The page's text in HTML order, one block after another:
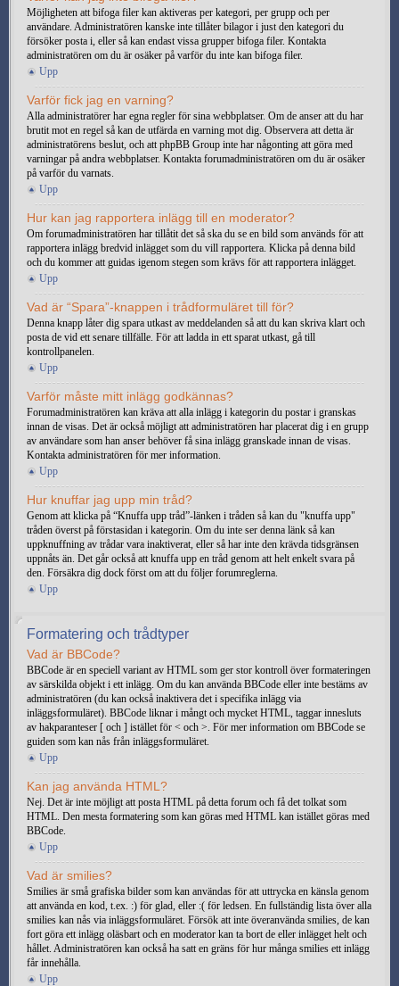
Möjligheten att bifoga filer kan aktiveras per kategori, per grupp och per
användare. Administratören kanske inte tillåter bilagor i just den kategori du
försöker posta i, eller så kan endast vissa grupper bifoga filer. Kontakta
administratören om du är osäker på varför du inte kan bifoga filer.
Upp
Varför fick jag en varning?
Alla administratörer har egna regler för sina webbplatser. Om de anser att du har
brutit mot en regel så kan de utfärda en varning mot dig. Observera att detta är
administratörens beslut, och att phpBB Group inte har någonting att göra med
varningar på andra webbplatser. Kontakta forumadministratören om du är osäker
på varför du varnats.
Upp
Hur kan jag rapportera inlägg till en moderator?
Om forumadministratören har tillåtit det så ska du se en bild som används för att
rapportera inlägg bredvid inlägget som du vill rapportera. Klicka på denna bild
och du kommer att guidas igenom stegen som krävs för att rapportera inlägget.
Upp
Vad är “Spara”-knappen i trådformuläret till för?
Denna knapp låter dig spara utkast av meddelanden så att du kan skriva klart och
posta de vid ett senare tillfälle. För att ladda in ett sparat utkast, gå till
kontrollpanelen.
Upp
Varför måste mitt inlägg godkännas?
Forumadministratören kan kräva att alla inlägg i kategorin du postar i granskas
innan de visas. Det är också möjligt att administratören har placerat dig i en grupp
av användare som han anser behöver få sina inlägg granskade innan de visas.
Kontakta administratören för mer information.
Upp
Hur knuffar jag upp min tråd?
Genom att klicka på “Knuffa upp tråd”-länken i tråden så kan du "knuffa upp"
tråden överst på förstasidan i kategorin. Om du inte ser denna länk så kan
uppknuffning av trådar vara inaktiverat, eller så har inte den krävda tidsgränsen
uppnåts än. Det går också att knuffa upp en tråd genom att helt enkelt svara på
den. Försäkra dig dock först om att du följer forumreglerna.
Upp
Formatering och trådtyper
Vad är BBCode?
BBCode är en speciell variant av HTML som ger stor kontroll över formateringen
av särskilda objekt i ett inlägg. Om du kan använda BBCode eller inte bestäms av
administratören (du kan också inaktivera det i specifika inlägg via
inläggsformuläret). BBCode liknar i mångt och mycket HTML, taggar innesluts
av hakparanteser [ och ] istället för < och >. För mer information om BBCode se
guiden som kan nås från inläggsformuläret.
Upp
Kan jag använda HTML?
Nej. Det är inte möjligt att posta HTML på detta forum och få det tolkat som
HTML. Den mesta formatering som kan göras med HTML kan istället göras med
BBCode.
Upp
Vad är smilies?
Smilies är små grafiska bilder som kan användas för att uttrycka en känsla genom
att använda en kod, t.ex. :) för glad, eller :( för ledsen. En fullständig lista över alla
smilies kan nås via inläggsformuläret. Försök att inte överanvända smilies, de kan
fort göra ett inlägg oläsbart och en moderator kan ta bort de eller inlägget helt och
hållet. Administratören kan också ha satt en gräns för hur många smilies ett inlägg
får innehålla.
Upp